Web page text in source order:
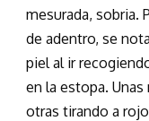
mesurada, sobria.
de adentro, se
piel al ir
en la estopa.
otras tirando a